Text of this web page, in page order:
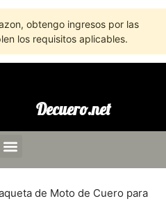
obtengo ingresos por las
los requisitos aplicables.
Decuero.net
de Moto de Cuero para